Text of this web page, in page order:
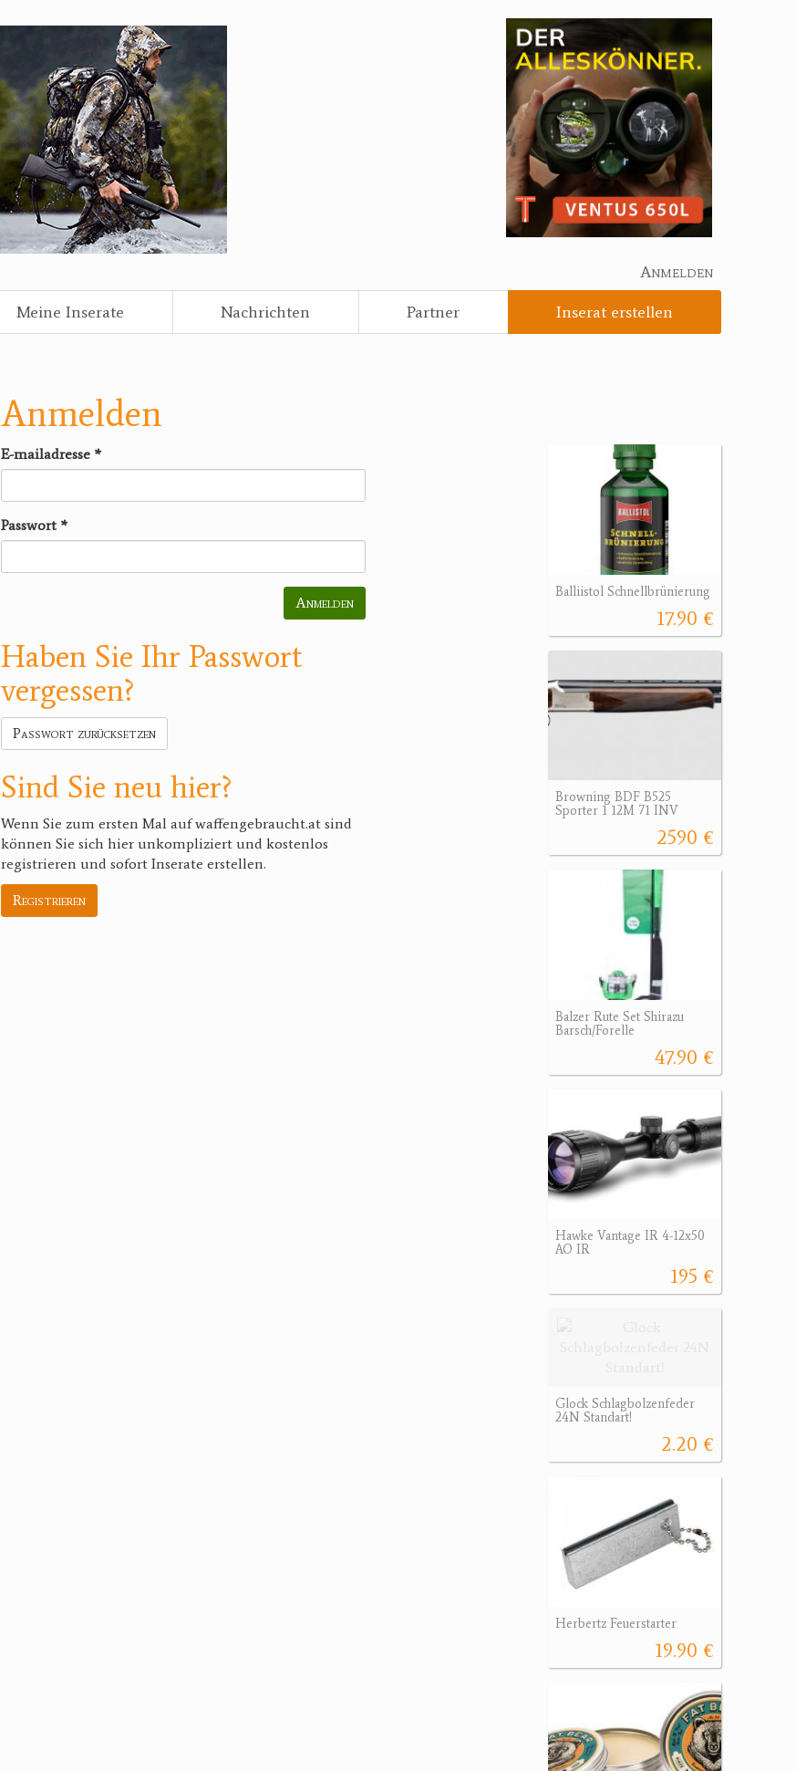
Anmelden
Meine Inserate Nachrichten Partner Inserat erstellen
Anmelden
E-mailadresse *
Passwort *
Anmelden
Haben Sie Ihr Passwort
vergessen?
Passwort zurücksetzen
Sind Sie neu hier?
Wenn Sie zum ersten Mal auf waffengebraucht.at sind
können Sie sich hier unkompliziert und kostenlos
registrieren und sofort Inserate erstellen.
Registrieren
Balliistol Schnellbrünierung
17.90 €
Browning BDF B525
Sporter 1 12M 71 INV
2590 €
Balzer Rute Set Shirazu
Barsch/Forelle
47.90 €
Hawke Vantage IR 4-12x50
AO IR
195 €
Glock Schlagbolzenfeder
24N Standart!
2.20 €
Herbertz Feuerstarter
19.90 €